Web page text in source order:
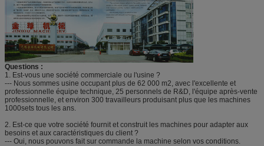
Questions :
1. Est-vous une société commerciale ou l'usine ?
--- Nous sommes usine occupant plus de 62 000 m2, avec l'excellente et
professionnelle équipe technique, 25 personnels de R&D, l'équipe après-vente
professionnelle, et environ 300 travailleurs produisant plus que les machines
1000sets tous les ans.
2. Est-ce que votre société fournit et construit les machines pour adapter aux
besoins et aux caractéristiques du client ?
--- Oui, nous pouvons fait sur commande la machine selon vos conditions.